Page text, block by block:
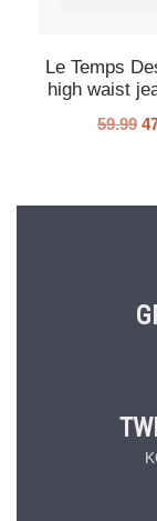
Le Temps
high waist
59.99